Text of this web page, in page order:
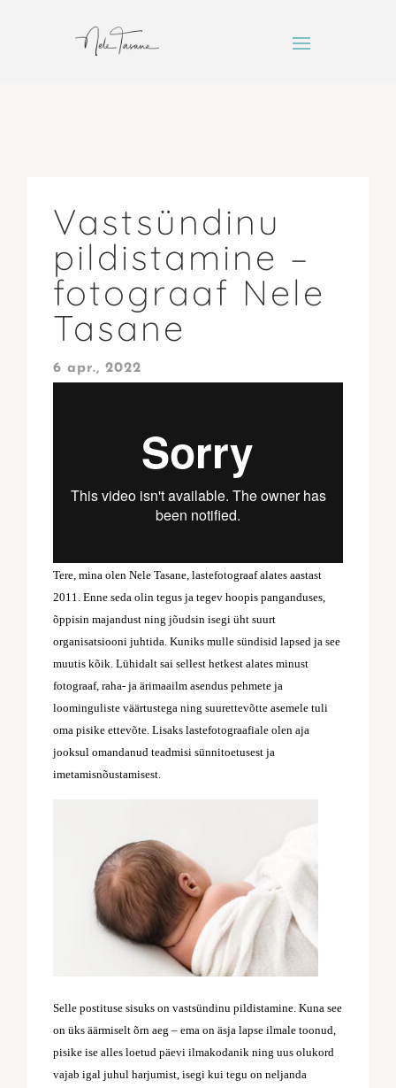
Vastsündinu
pildistamine –
fotograaf Nele
Tasane
6 apr., 2022
Tere, mina olen Nele Tasane, lastefotograaf alates aastast
2011. Enne seda olin tegus ja tegev hoopis panganduses,
õppisin majandust ning jõudsin isegi üht suurt
organisatsiooni juhtida. Kuniks mulle sündisid lapsed ja see
muutis kõik. Lühidalt sai sellest hetkest alates minust
fotograaf, raha- ja ärimaailm asendus pehmete ja
loominguliste väärtustega ning suurettevõtte asemele tuli
oma pisike ettevõte. Lisaks lastefotograafiale olen aja
jooksul omandanud teadmisi sünnitoetusest ja
imetamisnõustamisest.
Selle postituse sisuks on vastsündinu pildistamine. Kuna see
on üks äärmiselt õrn aeg – ema on äsja lapse ilmale toonud,
pisike ise alles loetud päevi ilmakodanik ning uus olukord
vajab igal juhul harjumist, isegi kui tegu on neljanda